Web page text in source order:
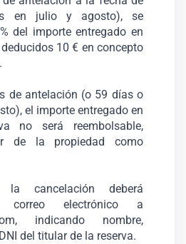
en julio y agosto), se
del importe entregado en
10 € en concepto
de antelación (o 59 días o
el importe entregado en
no será reembolsable,
de la propiedad como
cancelación deberá
correo electrónico a
indicando nombre,
del titular de la reserva.